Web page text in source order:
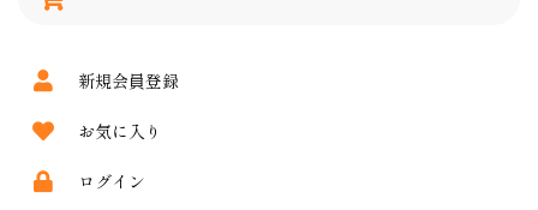
新規会員登録
お気に入り
ログイン